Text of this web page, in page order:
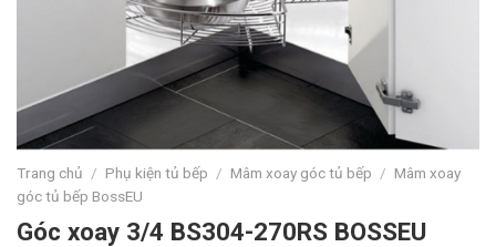
Trang chủ / Phụ kiện tủ bếp / Mâm xoay góc tủ bếp / Mâm xoay
góc tủ bếp BossEU
Góc xoay 3/4 BS304-270RS BOSSEU